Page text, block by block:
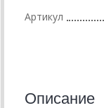
Артикул
Описание